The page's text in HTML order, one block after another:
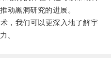
动黑洞研究的进展。
我们可以更深入地了解宇
。